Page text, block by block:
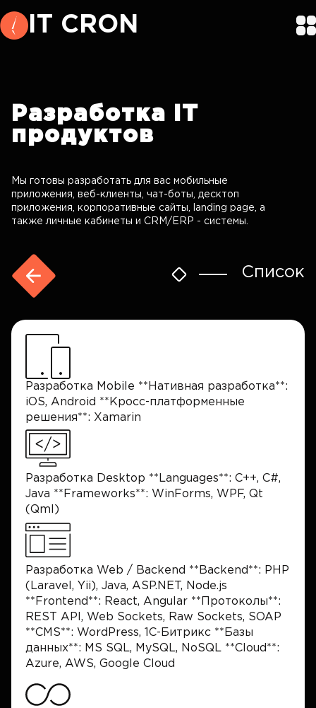
IT CRON
Разработка
IT
продуктов
Мы готовы разработать для вас мобильные
приложения, веб-клиенты, чат-боты, десктоп
приложения, корпоративные сайты, landing page, а
также личные кабинеты и CRM/ERP - системы.
Список
Разработка Mobile **Нативная разработка**:
iOS, Android **Кросс-платформенные
решения**: Xamarin
Разработка Desktop **Languages**: C++, C#,
Java **Frameworks**: WinForms, WPF, Qt
(Qml)
Разработка Web / Backend **Backend**: PHP
(Laravel, Yii), Java, ASP.NET, Node.js
**Frontend**: React, Angular **Протоколы**:
REST API, Web Sockets, Raw Sockets, SOAP
**CMS**: WordPress, 1C-Битрикс **Базы
данных**: MS SQL, MySQL, NoSQL **Cloud**:
Azure, AWS, Google Cloud